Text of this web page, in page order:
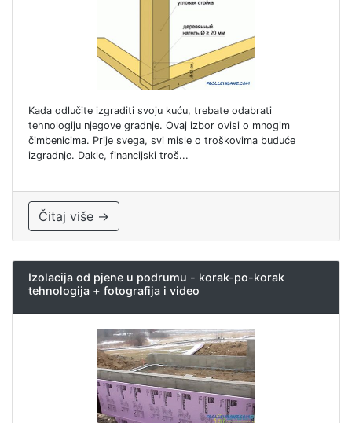
Kada odlučite izgraditi svoju kuću, trebate odabrati
tehnologiju njegove gradnje. Ovaj izbor ovisi o mnogim
čimbenicima. Prije svega, svi misle o troškovima buduće
izgradnje. Dakle, financijski troš...
Čitaj više →
Izolacija od pjene u podrumu - korak-po-korak
tehnologija + fotografija i video